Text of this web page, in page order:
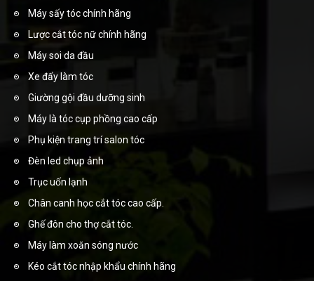
Máy sấy tóc chính hãng
Lược cắt tóc nữ chính hãng
Máy soi da đầu
Xe đẩy làm tóc
Giường gội đầu dưỡng sinh
Máy là tóc cụp phồng cao cấp
Phụ kiện trang trí salon tóc
Đèn led chụp ảnh
Trục uốn lạnh
Chân canh học cắt tóc cao cấp.
Ghế đôn cho thợ cắt tóc.
Máy làm xoăn sóng nước
Kéo cắt tóc nhập khẩu chính hãng